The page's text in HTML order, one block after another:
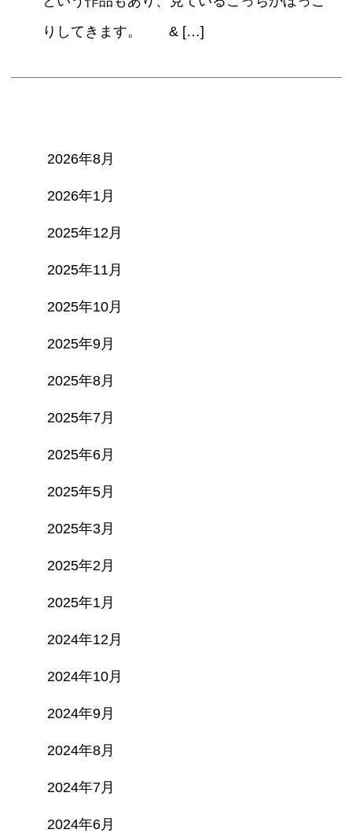
りしてきます。 & […]
2026年8月
2026年1月
2025年12月
2025年11月
2025年10月
2025年9月
2025年8月
2025年7月
2025年6月
2025年5月
2025年3月
2025年2月
2025年1月
2024年12月
2024年10月
2024年9月
2024年8月
2024年7月
2024年6月